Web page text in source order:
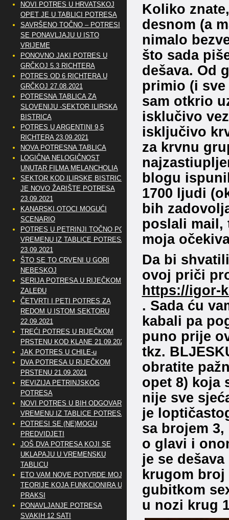
Koliko
desnom (a
nimalo
što sada
dešava. Od
primio (i
sam otkrio
isklučivo
isključivo
za krvnu
blogu
1700 ljudi
bih
poslali mail,
moja
Da bi
ovoj priči
https://igor-
. Sada ću
kabali pa
puno prije
tkz.
obratite
opet 8) koja
nije sve
je
sa brojem
o glavi i
je se
krugom broj
gubitkom
u nozi krug
NOVI POTRES U HRVATSKOJ
OPET JE U TABLICI POTRESA
SAVRŠENO TOČNO – POTRESI
SE PONAVLJAJU U ISTO
VRIJEME
PONOVNO JAKI POTRES U
GRČKOJ 5.3 RICHTERA
POTRES OD 6 RICHTERA U
GRČKOJ 27.08.2021
POTRESNA TABLICA ZA
SLOVENIJU -SEKTOR ILIRSKA
BISTRICA
POTRES U ARGENTINI 9,5
RICHTERA 23.09.2021
NOVA POTRESNA TABLICA
LOGIČNA NELOGIČNOST
UNUTAR FILMA MELANCHOLIA
SEKTOR KOD ILIRSKE BISTRICE
JE NOVO ŽARIŠTE POTRESA
23.09.2021
KANARSKI OTOCI MOGUĆI
SCENARIO
POTRES U PETRINJI TOČNO PO
VREMENU IZ TABLICE POTRESA
23.09.2021
ŠTO SE TO CRVENI U GORI
NEBESKOJ
SERIJA POTRESA U RIJEČKOM
ZALEĐU
ČETVRTI I PETI POTRES ZA
REDOM U ISTOM SEKTORU
22.09.2021
TREĆI POTRES U RIJEČKOM
PRSTENU KOD KLANE 21.09.2021
JAK POTRES U CHILE-u
DVA POTRESA U RIJEČKOM
PRSTENU 21.09.2021
REVIZIJA PETRINJSKOG
POTRESA
NOVI POTRES U BIH ODGOVARA
VREMENU IZ TABLICE POTRESA
POTRESI SE (NE)MOGU
PREDVIDJETI
JOŠ DVA POTRESA KOJI SE
UKLAPAJU U VREMENSKU
TABLICU
ETO VAM NOVE POTVRDE MOJE
TEORIJE KOJA FUNKCIONIRA U
PRAKSI
PONAVLJANJE POTRESA
SVAKIH 12 SATI